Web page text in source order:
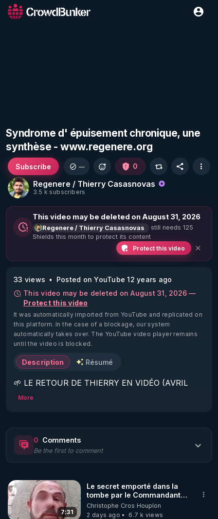
Syndrome d' épuisement chronique, une
synthèse - www.regenere.org
Regenere / Thierry Casasnovas
3.5 k subscribers
Subscribe — 0
This video may be deleted on August 31, 2026
Regenere / Thierry Casasnovas
still needs 125
Shields this month to protect its content
Protect this video
33 views
Posted on YouTube 12 years ago
This video may be deleted on August 31, 2026 —
Protect this video
It was automatically imported from YouTube and replicated on
this platform. In the case of a blockage, our system
automatically takes over. The YouTube video player remains
until the video is blocked.
Description Résumé
🌱 LE RETOUR DE THIERRY EN VIDÉO (AVRIL
2022)!
https://www.rgnr.fr/presentation.html
🌱 LE MAGAZINE RÉGÉNÈRE
🌱 LA BOUTIQUE DU MAGAZINE
Pour obtenir les anciens numéros que vous avez
More
0 Comments
Be the first to comment
7:31
Le secret emporté dans la
tombe par le Commandant
Cousteau le 25 juin 1997
Christophe Cros Houplon
2 days ago
6.7 k views